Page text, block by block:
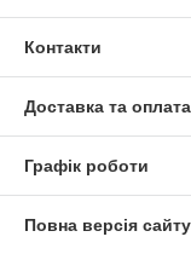
Контакти
Доставка та оплата
Графік роботи
Повна версія сайту